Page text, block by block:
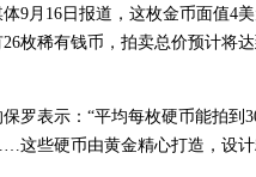
9月16日报道，这枚金币面值4
枚稀有钱币，拍卖总价预计将达
罗表示：“平均每枚硬币能拍
这些硬币由黄金精心打造，设计